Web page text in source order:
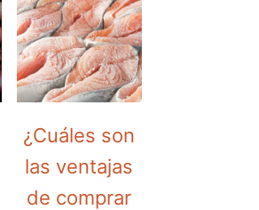
¿Cuáles son
las ventajas
de comprar